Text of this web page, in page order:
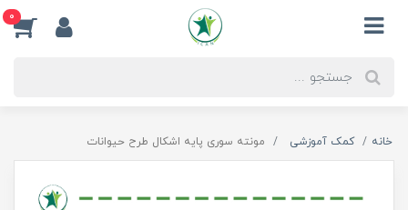
0
خانه کمک آموزشی مونته سوری پایه اشکال طرح حیوانات